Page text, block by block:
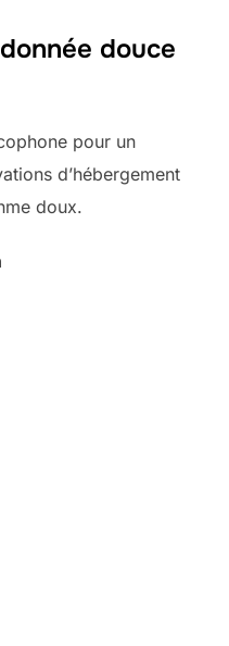
douce
pour un
d’hébergement
doux.